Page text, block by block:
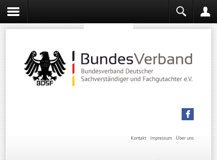
Über uns
Impressum
Kontakt